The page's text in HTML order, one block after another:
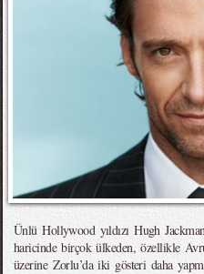
Ünlü Hollywood yıldızı Hugh
haricinde birçok ülkeden, özellikle
üzerine Zorlu’da iki gösteri daha